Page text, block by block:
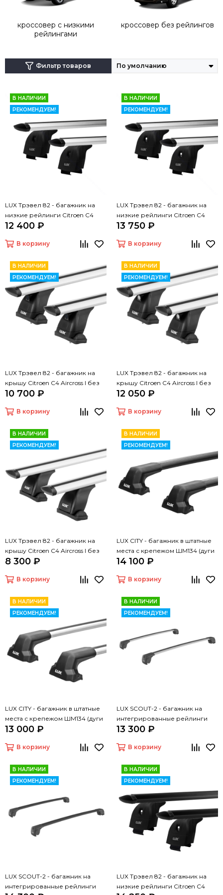
кроссовер с низкими
рейлингами
кроссовер без рейлингов
Фильтр товаров
В НАЛИЧИИ
РЕКОМЕНДУЕМ!
LUX Трэвел 82 - багажник на
низкие рейлинги Citroen C4
Aircross
12 400 ₽
В корзину
В НАЛИЧИИ
РЕКОМЕНДУЕМ!
LUX Трэвел 82 - багажник на
низкие рейлинги Citroen C4
Aircross
13 750 ₽
В корзину
В НАЛИЧИИ
РЕКОМЕНДУЕМ!
LUX Трэвел 82 - багажник на
крышу Citroen C4 Aircross I без
рейлингов
10 700 ₽
В корзину
В НАЛИЧИИ
РЕКОМЕНДУЕМ!
LUX Трэвел 82 - багажник на
крышу Citroen C4 Aircross I без
рейлингов
12 050 ₽
В корзину
В НАЛИЧИИ
РЕКОМЕНДУЕМ!
LUX Трэвел 82 - багажник на
крышу Citroen C4 Aircross I без
рейлингов
8 300 ₽
В корзину
В НАЛИЧИИ
РЕКОМЕНДУЕМ!
LUX CITY - багажник в штатные
места с крепежом ШМ134 (дуги
крыловидные черные, 1,05м)
14 100 ₽
В корзину
В НАЛИЧИИ
РЕКОМЕНДУЕМ!
LUX CITY - багажник в штатные
места с крепежом ШМ134 (дуги
крыловидные серые, 1,05м)
13 000 ₽
В корзину
В НАЛИЧИИ
РЕКОМЕНДУЕМ!
LUX SCOUT-2 - багажник на
интегрированные рейлинги
(дуги крыловидные серые 110
13 300 ₽
В корзину
В НАЛИЧИИ
РЕКОМЕНДУЕМ!
LUX SCOUT-2 - багажник на
интегрированные рейлинги
В НАЛИЧИИ
РЕКОМЕНДУЕМ!
LUX Трэвел 82 - багажник на
низкие рейлинги Citroen C4